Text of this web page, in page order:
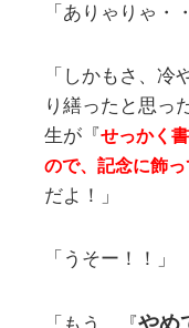
「ありゃりゃ・
「しかもさ、冷
り繕ったと思っ
生が『 せっかく
ので、記念に飾
だよ！」
「うそー！！」
やめ